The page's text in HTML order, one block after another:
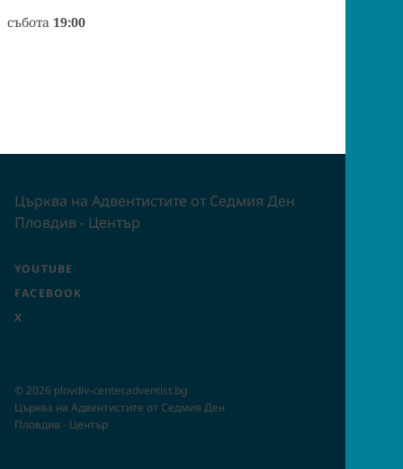
събота 19:00
Църква на Адвентистите от Седмия Ден
Пловдив - Център
YOUTUBE
FACEBOOK
X
©2026 plovdiv-center.adventist.bg
Църква на Адвентистите от Седмия Ден
Пловдив - Център